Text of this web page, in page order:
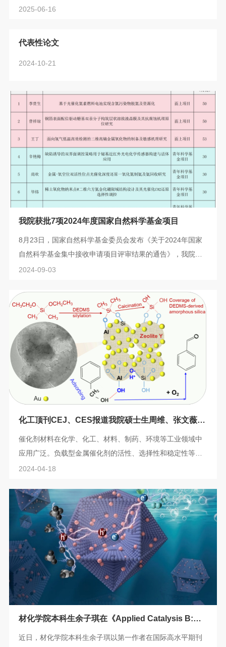
synergy property of wire-arc additively manufactured Mg-
期刊，连续入选“中国科技期刊卓越行动计划”领军期刊）。
2025-06-16
代表性论文
2024-10-21
我院获批7项2024年度国家自然科学基金项目
8月23日，国家自然科学基金委员会发布《关于2024年国家
自然科学基金集中接收申请项目评审结果的通告》，我院获
批2022年国家自然科学基金项目共7项，李贵生、曾祥琼、
欢、毕炜、张恺四位老师获得国家自然科学基金青年基金，
立项经费共273万。序号负责人项目名称项目类型批准经费
（万元）1李贵生基于光催化氮素燃料电池实现含氮污染物脱
氮及资源化面上项目502曾祥琼铜箔表面配...
2024-09-03
化工顶刊CEJ、CES报道我院硕士生周维、张文薇等
研究成果
催化剂材料在化学、化工、材料、制药、环境等工业领域中
应用广泛。负载型金属催化剂的活性、选择性和稳定性等关
键指标，取决于催化剂的化学组成、载体类型、空间结构、
此，催化性能关键控制因素的精准识别及其作用机制研究尤
为重要。近日，材化学院张兴光老师课题组硕士生周维等，
以选择性催化氧化芳香醇到芳香醛为模型反应，探究了USY
分子筛表面铝相关的羟基（如桥式羟基 ≡Si...
2024-04-18
材化学院本科生余子琪在《Applied Catalysis B:
Environment and Energy》上发表光催化制氢方向
近日，材化学院本科生余子琪以第一作者在国际高水平期刊